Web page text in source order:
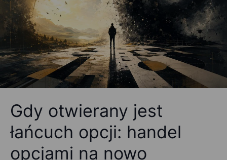
Gdy otwierany jest
łańcuch opcji: handel
opcjami na nowo